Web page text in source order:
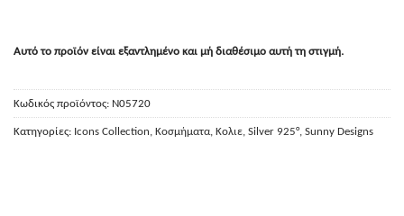
Αυτό το προϊόν είναι εξαντλημένο και μή διαθέσιμο αυτή τη στιγμή.
Κωδικός προϊόντος: N05720
Κατηγορίες: Icons Collection Κοσμήματα Κολιε Silver 925° Sunny Designs